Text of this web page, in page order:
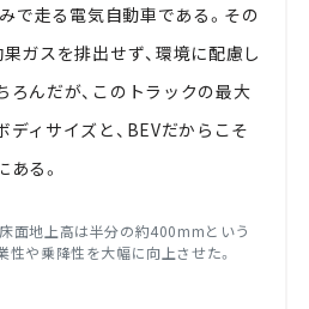
で走る電気自動車である。その
ガスを排出せず、環境に配慮し
ろんだが、このトラックの最大
ィサイズと、BEVだからこそ
る。
面地上高は半分の約400mmという
性や乗降性を大幅に向上させた。